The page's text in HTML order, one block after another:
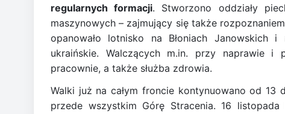
regularnych formacji. Stworzono oddziały
maszynowych – zajmujący się także
opanowało lotnisko na Błoniach Janowskich
ukraińskie. Walczących m.in. przy naprawie i
pracownie, a także służba zdrowia.
Walki już na całym froncie kontynuowano od 13
przede wszystkim Górę Stracenia. 16